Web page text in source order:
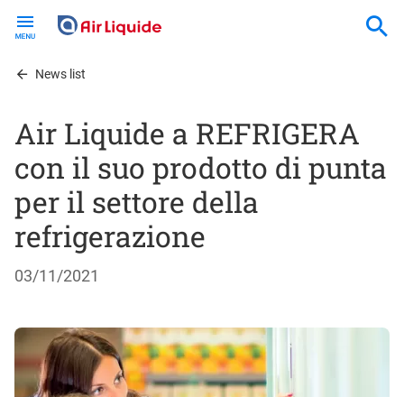
contentNews list
Air Liquide a REFRIGERA
con il suo prodotto di punta
per il settore della
refrigerazione
03/11/2021